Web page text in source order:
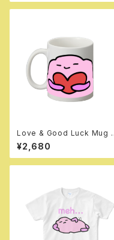
Love & Good Luck Mug
p
¥2,680